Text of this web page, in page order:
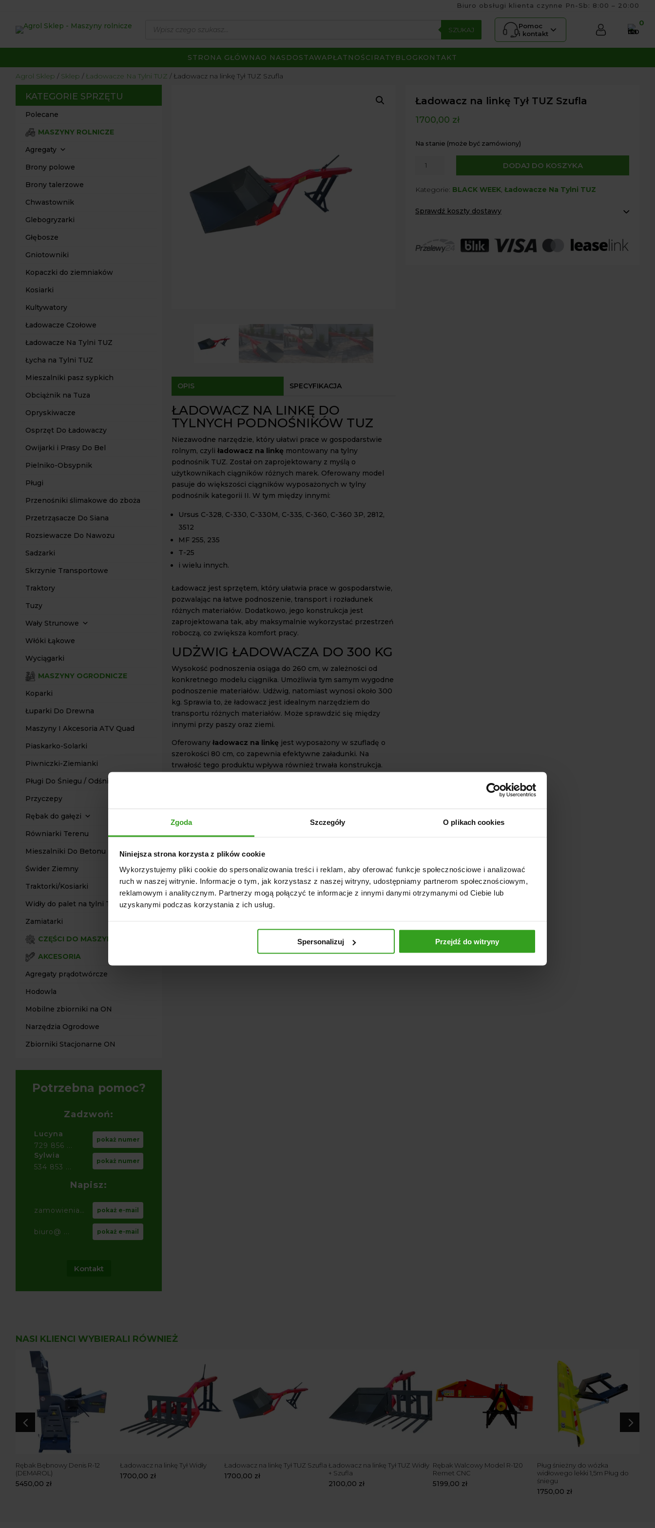
Zgoda Szczegóły O plikach cookies
Niniejsza strona korzysta z plików cookie
Wykorzystujemy pliki cookie do spersonalizowania treści i reklam, aby oferować funkcje społecznościowe i analizować
ruch w naszej witrynie. Informacje o tym, jak korzystasz z naszej witryny, udostępniamy partnerom społecznościowym,
reklamowym i analitycznym. Partnerzy mogą połączyć te informacje z innymi danymi otrzymanymi od Ciebie lub
uzyskanymi podczas korzystania z ich usług.
Spersonalizuj Przejdź do witryny
Biuro obsługi klienta czynne Pn-Sb: 8:00 – 20:00
produktów SZUKAJ
Pomoc
i kontakt
0
STRONA GŁÓWNAO NAS DOSTAWAPŁATNOŚCI RATYBLOG KONTAKT
Agrol Sklep Sklep Ładowacze Na Tylni TUZ Ładowacz na linkę Tył TUZ Szufla
KATEGORIE SPRZĘTU
Polecane
MASZYNY ROLNICZE
Agregaty
Brony polowe
Brony talerzowe
Chwastownik
Glebogryzarki
Głębosze
Gniotowniki
Kopaczki do ziemniaków
Kosiarki
Kultywatory
Ładowacze Czołowe
Ładowacze Na Tylni TUZ
Łycha na Tylni TUZ
Mieszalniki pasz sypkich
Obciążnik na Tuza
Opryskiwacze
Osprzęt Do Ładowaczy
Owijarki i Prasy Do Bel
Pielniko-Obsypnik
Pługi
Przenośniki ślimakowe do zboża
Przetrząsacze Do Siana
Rozsiewacze Do Nawozu
Sadzarki
Skrzynie Transportowe
Traktory
Tuzy
Wały Strunowe
Włóki Łąkowe
Wyciągarki
MASZYNY OGRODNICZE
Koparki
Łuparki Do Drewna
Maszyny I Akcesoria ATV Quad
Piaskarko-Solarki
Piwniczki-Ziemianki
Pługi Do Śniegu / Odśnieżarki
Przyczepy
Rębak do gałęzi
Równiarki Terenu
Mieszalniki Do Betonu
Świder Ziemny
Traktorki/Kosiarki
Widły do palet na tylni TUZ
Zamiatarki
CZĘŚCI DO MASZYN
AKCESORIA
Agregaty prądotwórcze
Hodowla
Mobilne zbiorniki na ON
Narzędzia Ogrodowe
Zbiorniki Stacjonarne ON
Potrzebna pomoc?
Zadzwoń:
Lucyna
729 856 ...
pokaż numer
Sylwia
534 853 ...
pokaż numer
Napisz:
zamowienia@ ... pokaż e-mail
biuro@ ... pokaż e-mail
Kontakt
OPIS SPECYFIKACJA
ŁADOWACZ NA LINKĘ DO
TYLNYCH PODNOŚNIKÓW TUZ
Niezawodne narzędzie, który ułatwi prace w gospodarstwie
rolnym, czyli ładowacz na linkę montowany na tylny
podnośnik TUZ. Został on zaprojektowany z myślą o
użytkownikach ciągników różnych marek. Oferowany model
pasuje do większości ciągników wyposażonych w tylny
podnośnik kategorii II. W tym między innymi:
Ursus C-328, C-330, C-330M, C-335, C-360, C-360 3P, 2812,
3512
MF 255, 235
T-25
i wielu innych.
Ładowacz jest sprzętem, który ułatwia prace w gospodarstwie,
pozwalając na łatwe podnoszenie, transport i rozładunek
różnych materiałów. Dodatkowo, jego konstrukcja jest
zaprojektowana tak, aby maksymalnie wykorzystać przestrzeń
roboczą, co zwiększa komfort pracy.
UDŻWIG ŁADOWACZA DO 300 KG
Wysokość podnoszenia osiąga do 260 cm, w zależności od
konkretnego modelu ciągnika. Umożliwia tym samym wygodne
podnoszenie materiałów. Udźwig, natomiast wynosi około 300
kg. Sprawia to, że ładowacz jest idealnym narzędziem do
transportu różnych materiałów. Może sprawdzić się między
innymi przy paszy oraz ziemi.
Oferowany ładowacz na linkę jest wyposażony w szufladę o
szerokości 80 cm, co zapewnia efektywne załadunki. Na
trwałość tego produktu wpływa również trwała konstrukcja.
kolorach: czerwonym, zielonym i niebieskim. Przy składaniu
zamówienia prosimy o wskazanie preferowanego koloru, w
przeciwnym razie kolor zostanie wybrany losowo.
KLUCZOWE CECHY ŁADOWACZA
Wysokość Podnoszenia: do 260 cm;
Udźwig: około 300 kg;
Szerokość Szufli
Ładowacz na linkę Tył TUZ Szufla
1700,00 zł
Na stanie (może być zamówiony)
linkę
TUZ
DODAJ DO KOSZYKA
Kategorie: BLACK WEEK, Ładowacze Na Tylni TUZ
Sprawdź koszty dostawy
Agrol transport: 200 zł
Agrol transport gabaryty:ustalane indywidualnie
NASI KLIENCI WYBIERALI RÓWNIEŻ
4
Rębak Bębnowy Denis R-12
(DEMAROL)
5450,00 zł
Ładowacz na linkę Tył Widły
1700,00 zł
Ładowacz na linkę Tył TUZ Szufla
1700,00 zł
Ładowacz na linkę Tył TUZ Widły
+ Szufla
2100,00 zł
Rębak Walcowy Model R-120
Remet CNC
5199,00 zł
Pług śnieżny do wózka
widłowego lekki 1,5m Pług do
śniegu
1750,00 zł
5